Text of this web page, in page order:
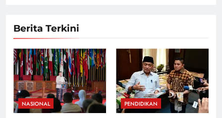
Berita Terkini
NASIONAL PENDIDIKAN